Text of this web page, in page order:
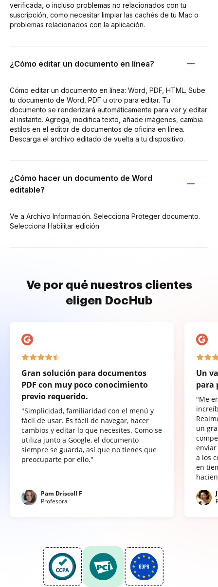
verificada, o incluso problemas no relacionados con tu
suscripción, como necesitar limpiar las cachés de tu Mac o
problemas relacionados con la aplicación.
¿Cómo editar un documento en línea?
Cómo editar un documento en línea: Word, PDF, HTML. Sube
tu documento de Word, PDF u otro para editar. Tu
documento se renderizará automáticamente para ver y editar
al instante. Agrega, modifica texto, añade imágenes, cambia
estilos en el editor de documentos de oficina en línea.
Descarga el archivo editado de vuelta a tu dispositivo.
¿Cómo hacer un documento de Word
editable?
Ve a Archivo Información. Selecciona Proteger documento.
Selecciona Habilitar edición.
Ve por qué nuestros clientes
eligen DocHub
Gran solución para documentos
PDF con muy poco conocimiento
previo requerido.
"Simplicidad, familiaridad con el menú y
fácil de usar. Es fácil de navegar, hacer
cambios y editar lo que necesites. Como se
utiliza junto a Google, el documento
siempre se guarda, así que no tienes que
preocuparte por ello."
Pam Driscoll F
Profesora
Un
para
"Me
un
a los
en